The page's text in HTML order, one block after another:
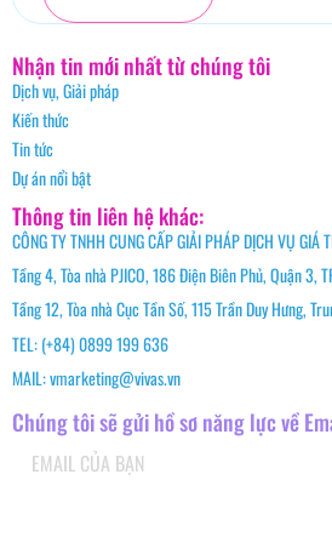
Nhận tin mới nhất từ chúng tôi
Dịch vụ, Giải pháp
Kiến thức
Tin tức
Dự án nổi bật
Thông tin liên hệ khác:
CÔNG TY TNHH CUNG CẤP GIẢI PHÁP DỊCH VỤ GIÁ
Tầng 4, Tòa nhà PJICO, 186 Điện Biên Phủ, Quận 3,
Tầng 12, Tòa nhà Cục Tần Số, 115 Trần Duy Hưng,
TEL: (+84) 0899 199 636
MAIL: vmarketing@vivas.vn
Chúng tôi sẽ gửi hồ sơ năng lực về